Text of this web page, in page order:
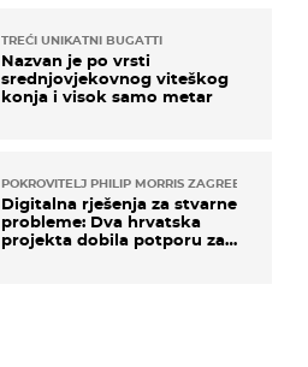
TREĆI UNIKATNI BUGATTI
Nazvan je po vrsti
srednjovjekovnog viteškog
konja i visok samo metar
POKROVITELJ PHILIP MORRIS ZAGREB
Digitalna rješenja za stvarne
probleme: Dva hrvatska
projekta dobila potporu za